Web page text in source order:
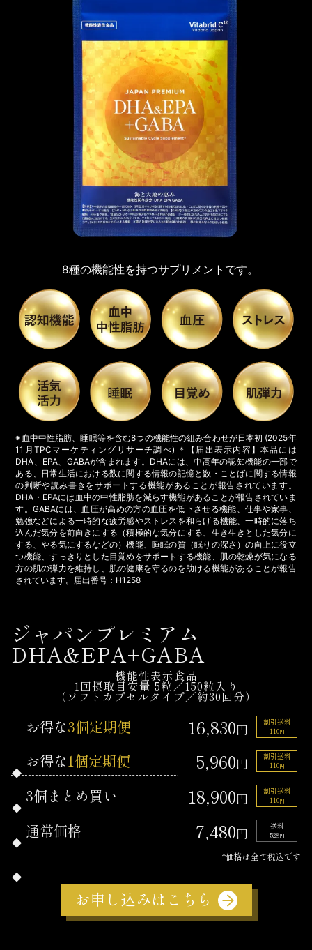
8種の機能性を持つサプリメントです。
※血中中性脂肪、睡眠等を含む8つの機能性の組み合わせが日本初 (2025年
11月TPCマーケティングリサーチ調べ) ＊【届出表示内容】本品には
DHA、EPA、GABAが含まれます。DHAには、中高年の認知機能の一部で
ある、日常生活における数に関する情報の記憶と数・ことばに関する情報
の判断や読み書きをサポートする機能があることが報告されています。
DHA・EPAには血中の中性脂肪を減らす機能があることが報告されていま
す。GABAには、血圧が高めの方の血圧を低下させる機能、仕事や家事、
勉強などによる一時的な疲労感やストレスを和らげる機能、一時的に落ち
込んだ気分を前向きにする（積極的な気分にする、生き生きとした気分に
する、やる気にするなどの）機能、睡眠の質（眠りの深さ）の向上に役立
つ機能、すっきりとした目覚めをサポートする機能、肌の乾燥が気になる
方の肌の弾力を維持し、肌の健康を守るのを助ける機能があることが報告
されています。届出番号：H1258
ジャパンプレミアム
DHA&EPA+GABA
機能性表示食品
1回摂取目安量 5粒／150粒入り
（ソフトカプセルタイプ／約30回分）
お得な3個定期便 16,830円
割引送料
110円
お得な1個定期便 5,960円
割引送料
110円
3個まとめ買い 18,900円
割引送料
110円
通常価格 7,480円
送料
528円
*価格は全て税込です
お申し込みはこちら